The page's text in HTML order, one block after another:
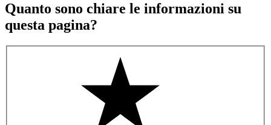
Quanto sono chiare le informazioni su
questa pagina?